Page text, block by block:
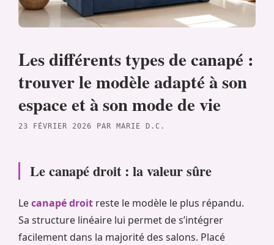
Les différents types de canapé :
trouver le modèle adapté à son
espace et à son mode de vie
23 FÉVRIER 2026 PAR MARIE D.C.
Le canapé droit : la valeur sûre
Lecanapé droit reste le modèle le plus répandu.
Sa structure linéaire lui permet de s’intégrer
facilement dans la majorité des salons. Placé